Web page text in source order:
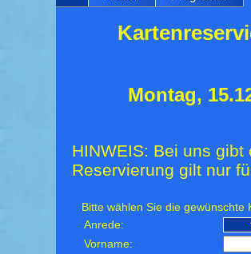
Montag,
HINWEIS: Bei uns
Reservierung gilt nur
Bitte wählen Sie die gewünschte
Anrede:
Vorname: